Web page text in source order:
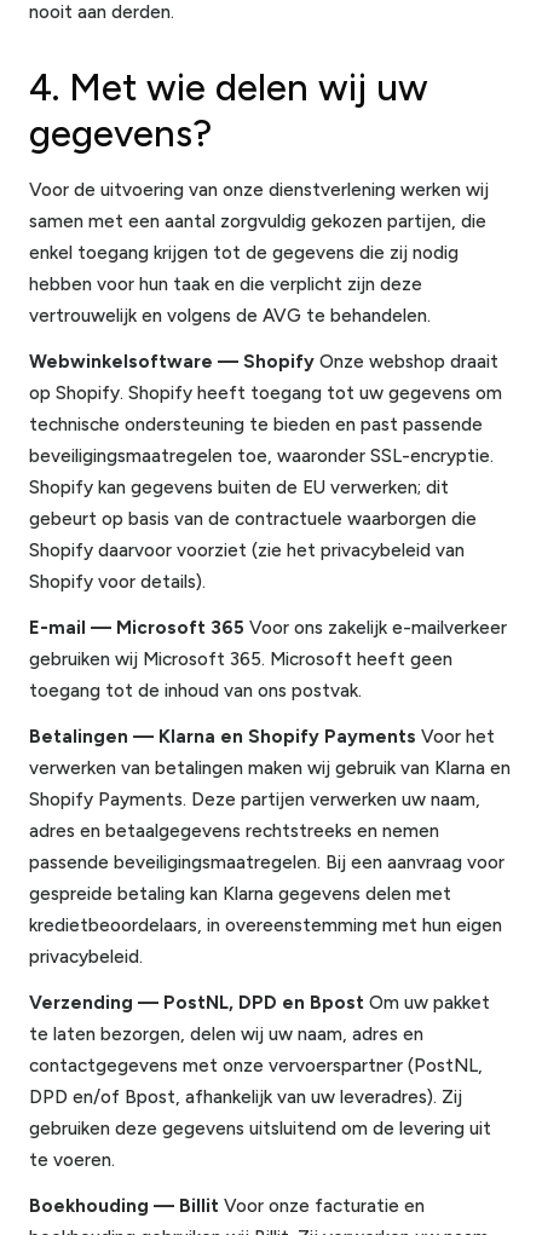
nooit aan derden.
4. Met wie delen wij uw
gegevens?
Voor de uitvoering van onze dienstverlening werken wij
samen met een aantal zorgvuldig gekozen partijen, die
enkel toegang krijgen tot de gegevens die zij nodig
hebben voor hun taak en die verplicht zijn deze
vertrouwelijk en volgens de AVG te behandelen.
Webwinkelsoftware — Shopify Onze webshop draait
op Shopify. Shopify heeft toegang tot uw gegevens om
technische ondersteuning te bieden en past passende
beveiligingsmaatregelen toe, waaronder SSL-encryptie.
Shopify kan gegevens buiten de EU verwerken; dit
gebeurt op basis van de contractuele waarborgen die
Shopify daarvoor voorziet (zie het privacybeleid van
Shopify voor details).
E-mail — Microsoft 365 Voor ons zakelijk e-mailverkeer
gebruiken wij Microsoft 365. Microsoft heeft geen
toegang tot de inhoud van ons postvak.
Betalingen — Klarna en Shopify Payments Voor het
verwerken van betalingen maken wij gebruik van Klarna en
Shopify Payments. Deze partijen verwerken uw naam,
adres en betaalgegevens rechtstreeks en nemen
passende beveiligingsmaatregelen. Bij een aanvraag voor
gespreide betaling kan Klarna gegevens delen met
kredietbeoordelaars, in overeenstemming met hun eigen
privacybeleid.
Verzending — PostNL, DPD en Bpost Om uw pakket
te laten bezorgen, delen wij uw naam, adres en
contactgegevens met onze vervoerspartner (PostNL,
DPD en/of Bpost, afhankelijk van uw leveradres). Zij
gebruiken deze gegevens uitsluitend om de levering uit
te voeren.
Boekhouding — Billit Voor onze facturatie en